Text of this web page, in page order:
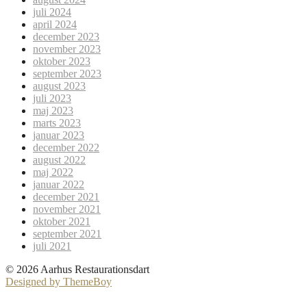
juli 2024
april 2024
december 2023
november 2023
oktober 2023
september 2023
august 2023
juli 2023
maj 2023
marts 2023
januar 2023
december 2022
august 2022
maj 2022
januar 2022
december 2021
november 2021
oktober 2021
september 2021
juli 2021
© 2026 Aarhus Restaurationsdart
Designed by ThemeBoy